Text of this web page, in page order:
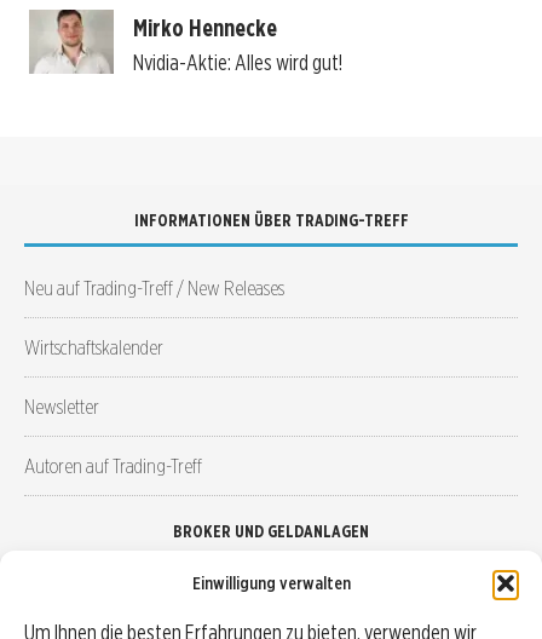
Einwilligung verwalten
Um Ihnen die besten Erfahrungen zu bieten, verwenden wir
Mirko Hennecke
Nvidia-Aktie: Alles wird gut!
INFORMATIONEN ÜBER TRADING-TREFF
Neu auf Trading-Treff / New Releases
Wirtschaftskalender
Newsletter
Autoren auf Trading-Treff
BROKER UND GELDANLAGEN